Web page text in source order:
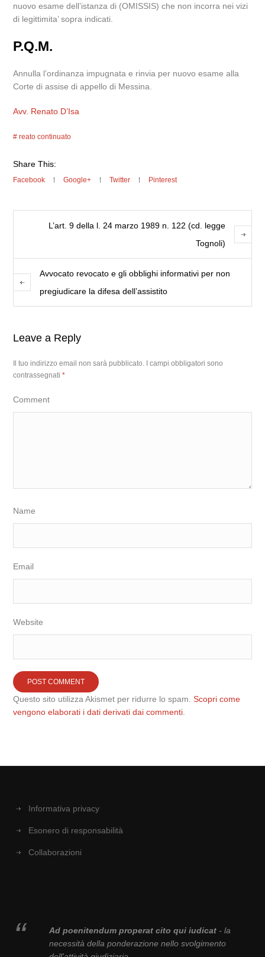
nuovo esame dell’istanza di (OMISSIS) che non incorra nei vizi
di legittimita’ sopra indicati.
P.Q.M.
Annulla l’ordinanza impugnata e rinvia per nuovo esame alla
Corte di assise di appello di Messina.
Avv. Renato D’Isa
reato continuato
Share This:
Facebook Google+ Twitter Pinterest
L’art. 9 della l. 24 marzo 1989 n. 122 (cd. legge
Tognoli)
Avvocato revocato e gli obblighi informativi per non
pregiudicare la difesa dell’assistito
Leave a Reply
Il tuo indirizzo email non sarà pubblicato.
I campi obbligatori sono
contrassegnati*
Comment
Name
Email
Website
Questo sito utilizza Akismet per ridurre lo spam.Scopri come
vengono elaborati i dati derivati dai commenti
Informativa privacy
Esonero di responsabilità
Collaborazioni
Ad poenitendum properat cito qui iudicat- la
necessità della ponderazione nello svolgimento